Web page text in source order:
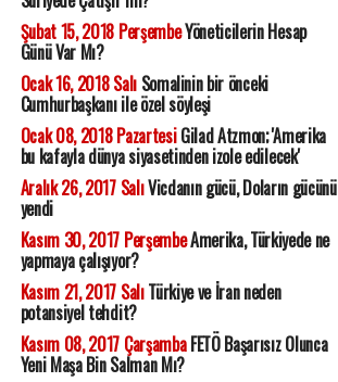
Şubat 15, 2018 PerşembeYöneticilerin Hesap
Günü Var Mı?
Ocak 16, 2018 SalıSomalinin bir önceki
Cumhurbaşkanı ile özel söyleşi
Ocak 08, 2018 PazartesiGilad Atzmon; 'Amerika
bu kafayla dünya siyasetinden izole edilecek'
Aralık 26, 2017 SalıVicdanın gücü, Doların gücünü
yendi
Kasım 30, 2017 PerşembeAmerika, Türkiyede ne
yapmaya çalışıyor?
Kasım 21, 2017 SalıTürkiye ve İran neden
potansiyel tehdit?
Kasım 08, 2017 ÇarşambaFETÖ Başarısız Olunca
Yeni Maşa Bin Salman Mı?